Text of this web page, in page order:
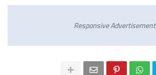
Responsive Advertisement